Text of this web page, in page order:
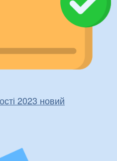
2023 новий